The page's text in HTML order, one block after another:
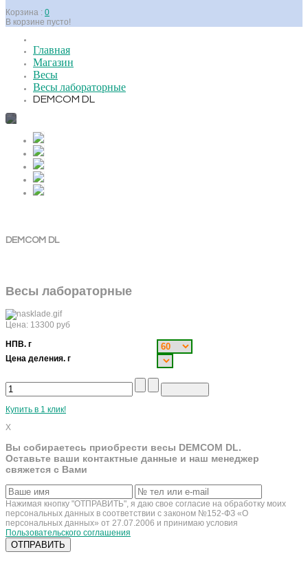
Корзина : 0
В корзине пусто!
Главная
Магазин
Весы
Весы лабораторные
DEMCOM DL
DEMCOM DL
Весы лабораторные
Цена: 13300 руб
НПВ. г
Цена деления. г
Купить в 1 клик!
X
Вы собираетесь приобрести весы DEMCOM DL.
Оставьте ваши контактные данные и наш менеджер
свяжется с Вами
Нажимая кнопку "ОТПРАВИТЬ", я даю свое согласие на обработку моих
персональных данных в соответствии с законом №152-ФЗ «О
персональных данных» от 27.07.2006 и принимаю условия
Пользовательского соглашения